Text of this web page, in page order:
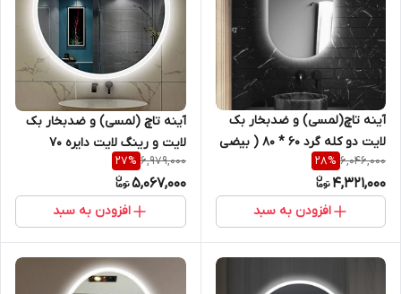
آینه تاچ(لمسی) و ضدبخار بک
لایت دو کله گرد 60 * 80 ( بیضی
- کپسولی) مناسب سرویس
روشویی و اینه کنسول
6,046,000
28%
4,321,000
افزودن به سبد
آینه تاچ (لمسی) و ضدبخار بک
لایت و رینگ لایت دایره 70
سانتیمتر ( گرد ) مناسب
سرویس روشویی و اینه کنسول
6,979,000
27%
5,067,000
افزودن به سبد